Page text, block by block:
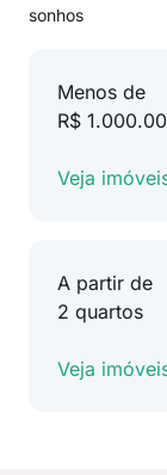
sonhos
Menos de
R$
Veja
A partir de
2 quartos
Veja